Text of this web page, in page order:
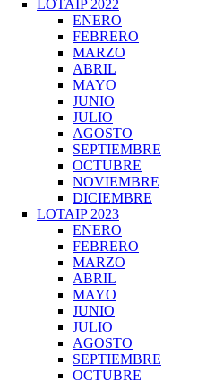
LOTAIP 2022
ENERO
FEBRERO
MARZO
ABRIL
MAYO
JUNIO
JULIO
AGOSTO
SEPTIEMBRE
OCTUBRE
NOVIEMBRE
DICIEMBRE
LOTAIP 2023
ENERO
FEBRERO
MARZO
ABRIL
MAYO
JUNIO
JULIO
AGOSTO
SEPTIEMBRE
OCTUBRE